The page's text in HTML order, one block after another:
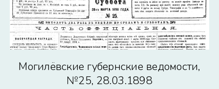
Могилёвские губернские ведомости,
№25, 28.03.1898